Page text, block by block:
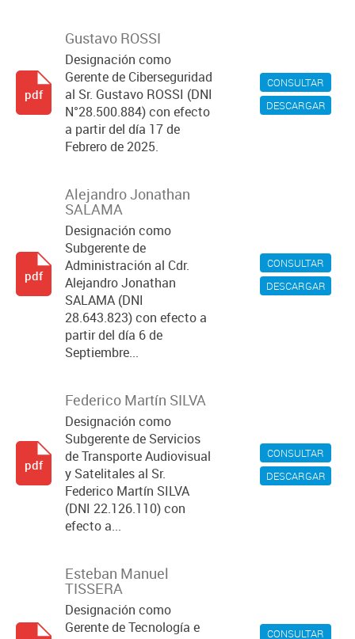
CONSULTAR
DESCARGAR
Gustavo ROSSI
Designación como
Gerente de Ciberseguridad
al Sr. Gustavo ROSSI (DNI
N°28.500.884) con efecto
a partir del día 17 de
Febrero de 2025.
pdf
CONSULTAR
DESCARGAR
Alejandro Jonathan
SALAMA
Designación como
Subgerente de
Administración al Cdr.
Alejandro Jonathan
SALAMA (DNI
28.643.823) con efecto a
partir del día 6 de
Septiembre...
pdf
CONSULTAR
DESCARGAR
Federico Martín SILVA
Designación como
Subgerente de Servicios
de Transporte Audiovisual
y Satelitales al Sr.
Federico Martín SILVA
(DNI 22.126.110) con
efecto a...
pdf
CONSULTAR
Esteban Manuel
TISSERA
Designación como
Gerente de Tecnología e